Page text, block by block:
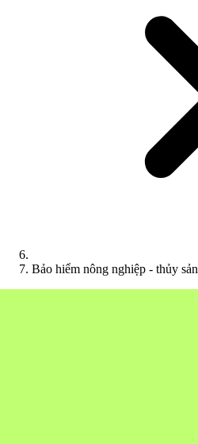
Bảo hiểm nông nghiệp - thủy sản